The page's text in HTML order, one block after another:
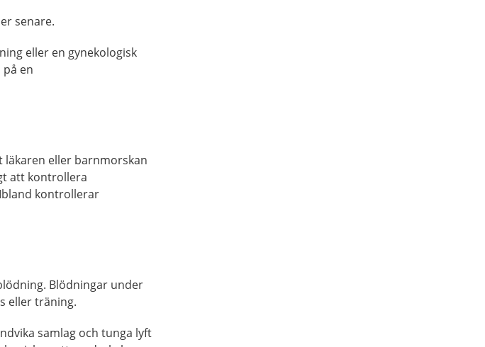
senare.
eller en gynekologisk
en
läkaren eller barnmorskan
att kontrollera
kontrollerar
Blödningar under
eller träning.
samlag och tunga lyft